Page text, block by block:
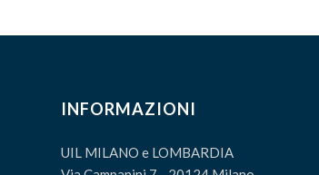
INFORMAZIONI
UIL MILANO e LOMBARDIA